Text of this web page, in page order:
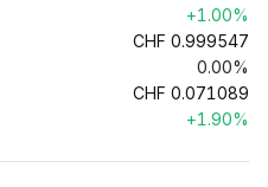
+1.00%
CHF 0.999547
0.00%
CHF 0.071089
+1.90%